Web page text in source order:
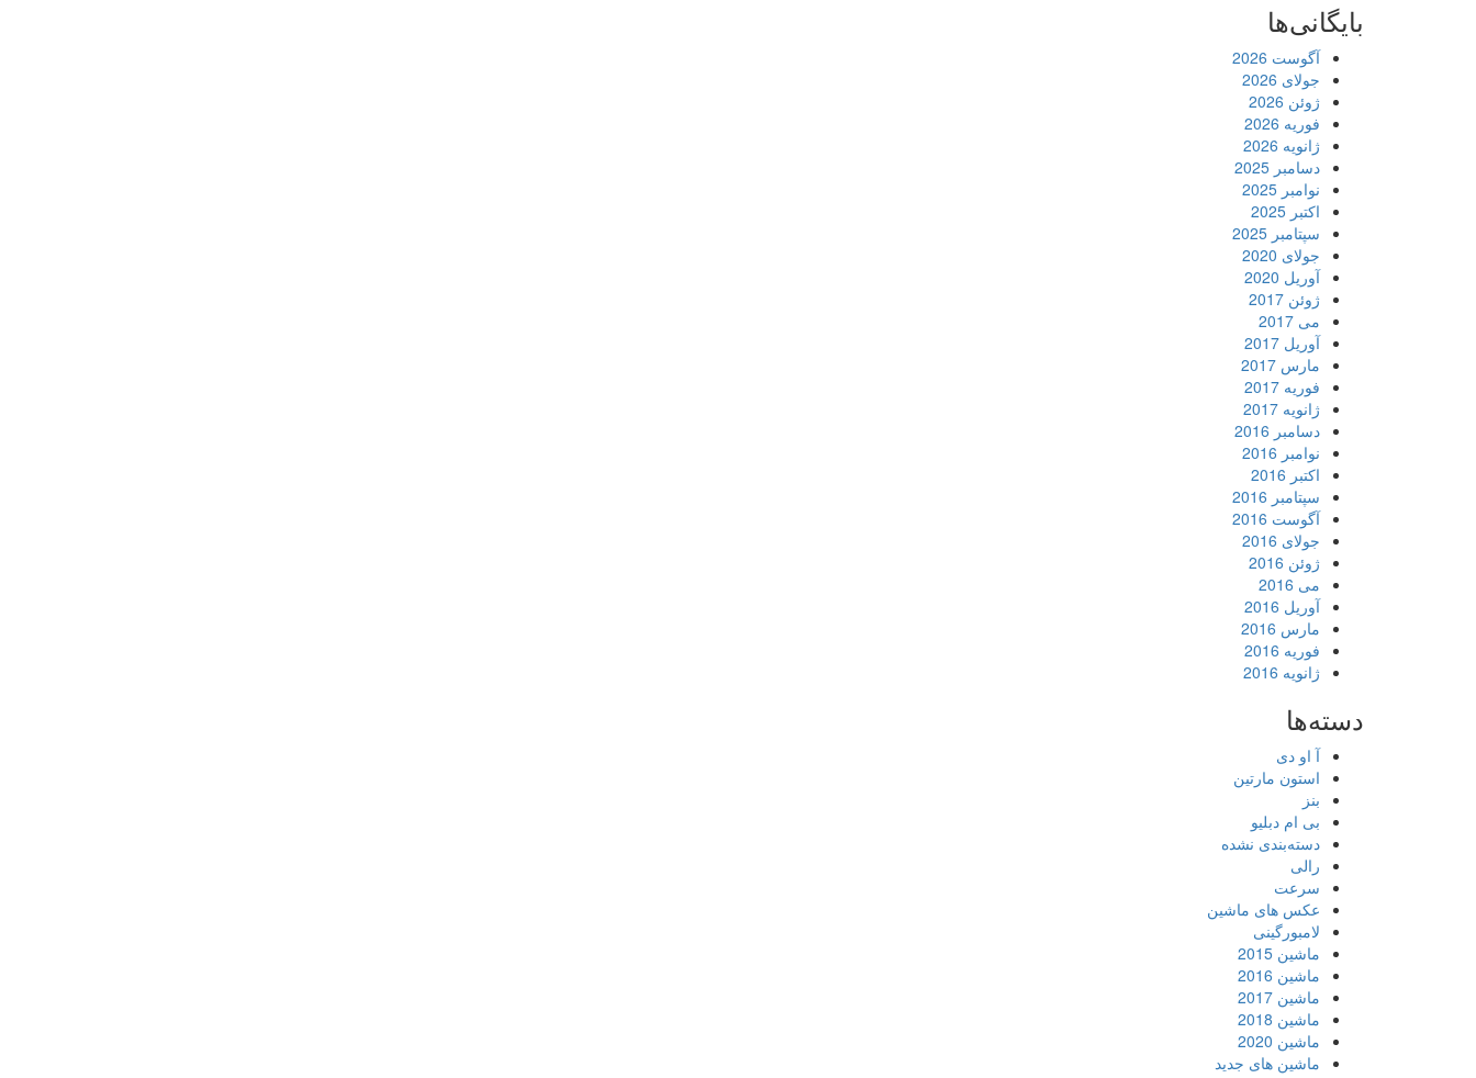
بایگانی‌ها
آگوست 2026
جولای 2026
ژوئن 2026
فوریه 2026
ژانویه 2026
دسامبر 2025
نوامبر 2025
اکتبر 2025
سپتامبر 2025
جولای 2020
آوریل 2020
ژوئن 2017
می 2017
آوریل 2017
مارس 2017
فوریه 2017
ژانویه 2017
دسامبر 2016
نوامبر 2016
اکتبر 2016
سپتامبر 2016
آگوست 2016
جولای 2016
ژوئن 2016
می 2016
آوریل 2016
مارس 2016
فوریه 2016
ژانویه 2016
دسته‌ها
آ او دی
استون مارتین
بنز
بی ام دبلیو
دسته‌بندی نشده
رالی
سرعت
عکس های ماشین
لامبورگینی
ماشین 2015
ماشین 2016
ماشین 2017
ماشین 2018
ماشین 2020
ماشین های جدید